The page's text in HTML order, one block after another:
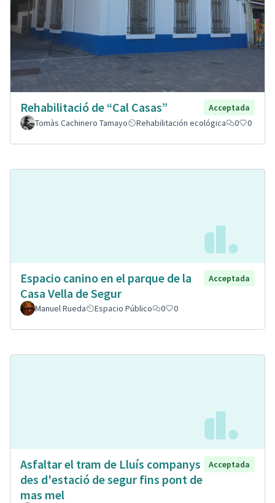
Rehabilitació de “Cal Casas”
Acceptada
Tomàs Cachinero Tamayo
Rehabilitación ecológica 0 0
Espacio canino en el parque de la
Casa Vella de Segur
Acceptada
Manuel Rueda Espacio Público 0 0
Asfaltar el tram de Lluís companys
des d'estació de segur fins pont de
mas mel
Acceptada